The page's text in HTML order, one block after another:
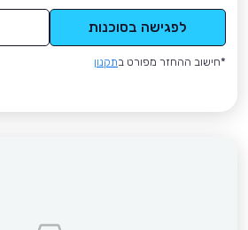
לפגישה בסוכנות
*חישוב ההחזר מפורט בתקנון